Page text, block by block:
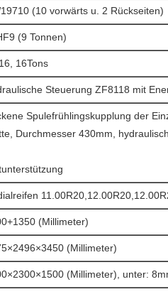
(10 vorwärts u. 2 Rückseiten)
(9 Tonnen)
16Tons
Steuerung ZF8118 mit
Spulefrühlingskupplung der
Durchmesser 430mm,
(Millimeter)
(Millimeter)
(Millimeter), unter: